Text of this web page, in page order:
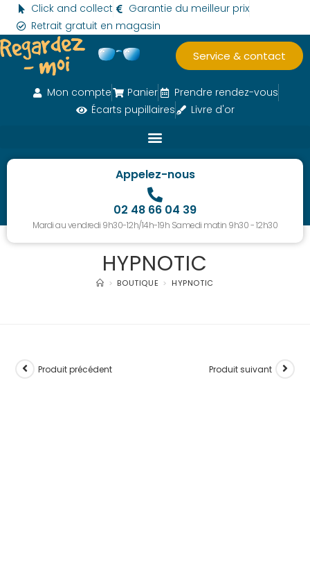
Click and collect
Garantie du meilleur prix
Retrait gratuit en magasin
Service & contact
Mon compte Panier
Prendre rendez-vous
Écarts pupillaires
Livre d'or
Appelez-nous
02 48 66 04 39
Mardi au vendredi 9h30-12h/14h-19h Samedi matin 9h30 - 12h30
HYPNOTIC
> BOUTIQUE > HYPNOTIC
Produit précédent Produit suivant